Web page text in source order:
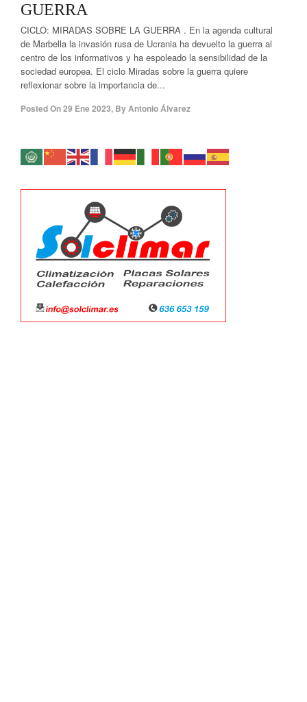
GUERRA
CICLO: MIRADAS SOBRE LA GUERRA . En la agenda cultural
de Marbella la invasión rusa de Ucrania ha devuelto la guerra al
centro de los informativos y ha espoleado la sensibilidad de la
sociedad europea. El ciclo Miradas sobre la guerra quiere
reflexionar sobre la importancia de...
Posted On29 Ene 2023, ByAntonio Álvarez